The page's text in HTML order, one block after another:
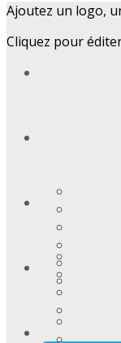
Ajoutez un logo,
Cliquez pour